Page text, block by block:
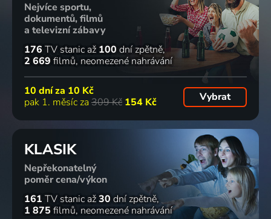
Nejvíce sportu,
dokumentů, filmů
a televizní zábavy
176 TV stanic až 100 dní zpětně
2 669 filmů neomezené nahrávání
10 dní za 10 Kč
pak 1. měsíc za 309 Kč 154 Kč Vybrat
KLASIK
Nepřekonatelný
poměr cena/výkon
161 TV stanic až30 dní zpětně
1 875 filmů neomezené nahrávání